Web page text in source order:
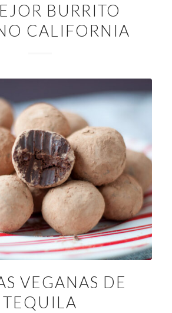
BURRITO
CALIFORNIA
VEGANAS DE
TEQUILA